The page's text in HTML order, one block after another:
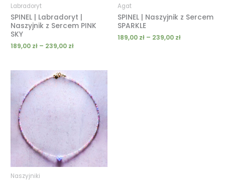
Labradoryt
SPINEL | Labradoryt |
Naszyjnik z Sercem PINK
SKY
189,00 zł – 239,00 zł
Agat
SPINEL | Naszyjnik z Sercem
SPARKLE
189,00 zł – 239,00 zł
Naszyjniki
cen:
od
189,00 zł
do
239,00 zł